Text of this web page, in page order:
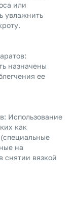
или
увлажнить
назначены
ее
Использование
как
на
снятии вязкой